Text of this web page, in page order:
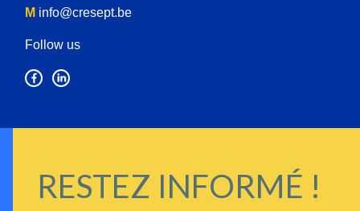
M info@cresept.be
Follow us
RESTEZ INFORMÉ !